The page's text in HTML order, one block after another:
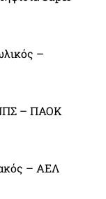
–
ΝΠΣ – ΠΑΟΚ
– ΑΕΛ